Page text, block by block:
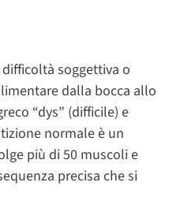
soggettiva o
dalla bocca allo
“dys” (difficile) e
normale è un
più di 50 muscoli e
precisa che si